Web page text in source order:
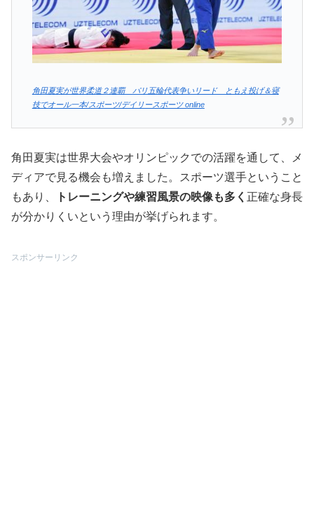
角田夏実が世界柔道２連覇 パリ五輪代表争いリード ともえ投げ＆寝
技でオール一本/スポーツ/デイリースポーツ online
角田夏実は世界大会やオリンピックでの活躍を通して、メ
ディアで見る機会も増えました。スポーツ選手ということ
もあり、
トレーニングや練習風景の映像も多く 正確な身長
が分かりくいという理由が挙げられます。
スポンサーリンク